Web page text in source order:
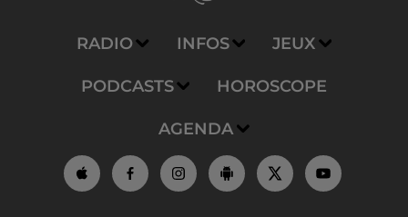
RADIO INFOS JEUX
PODCASTS HOROSCOPE
AGENDA